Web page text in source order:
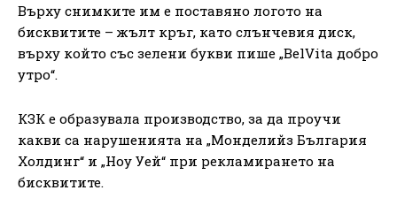
Върху снимките им е поставяно логото на
бисквитите – жълт кръг, като слънчевия диск,
върху който със зелени букви пише „BelVita добро
утро“.
КЗК е образувала производство, за да проучи
какви са нарушенията на „Монделийз България
Холдинг“ и „Ноу Уей“ при рекламирането на
бисквитите.